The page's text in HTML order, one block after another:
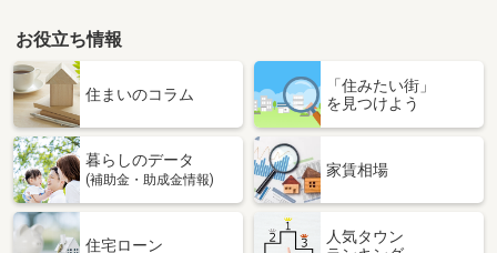
お役立ち情報
住まいのコラム
「住みたい街」
を見つけよう
暮らしのデータ
(補助金・助成金情報)
家賃相場
住宅ローン
人気タウン